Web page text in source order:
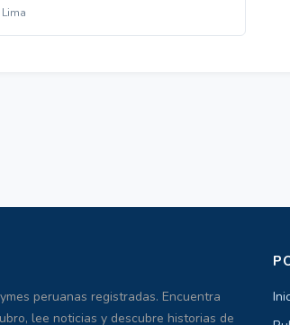
Lima
peruanas registradas. Encuentra
lee noticias y descubre historias de